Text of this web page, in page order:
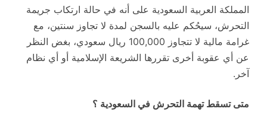
المملكة العربية السعودية على أنه في حالة ارتكاب جريمة
التحرش، سيحُكم عليه بالسجن لمدة لا تجاوز سنتين، مع
غرامة مالية لا تتجاوز 100,000 ريال سعودي، بغض النظر
عن أي عقوبة أخرى تقررها الشريعة الإسلامية أو أي نظام
آخر.
متى تسقط تهمة التحرش في السعودية ؟